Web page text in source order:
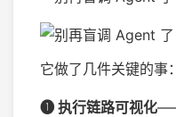
它做了几件关键的事：
❶ 执行链路可视化